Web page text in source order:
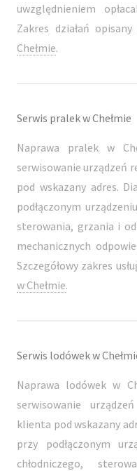
uwzględnieniem
Zakres działań
Chełmie.
Serwis pralek w Chełmie
Naprawa pralek w
serwisowanie urządzeń
pod wskazany adres.
podłączonym
sterowania, grzania i
mechanicznych
Szczegółowy zakres
w Chełmie.
Serwis lodówek w
Naprawa lodówek w
serwisowanie
klienta pod wskazany
przy podłączonym
chłodniczego,